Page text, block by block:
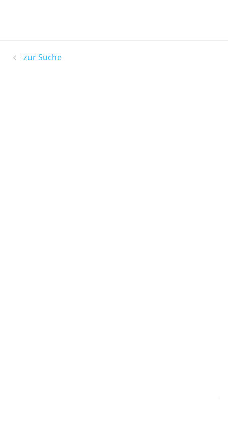
zur Suche